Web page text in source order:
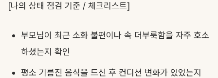
[나의 상태 점검 기준 / 체크리스트]
부모님이 최근 소화 불편이나 속 더부룩함을 자주 호소
하셨는지 확인
평소 기름진 음식을 드신 후 컨디션 변화가 있었는지